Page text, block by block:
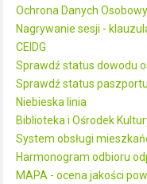
Ochrona Danych
Nagrywanie sesji -
CEIDG
Sprawdź status dowodu
Sprawdź status paszportu
Niebieska linia
Biblioteka i Ośrodek
System obsługi
Harmonogram odbioru
MAPA - ocena jakości